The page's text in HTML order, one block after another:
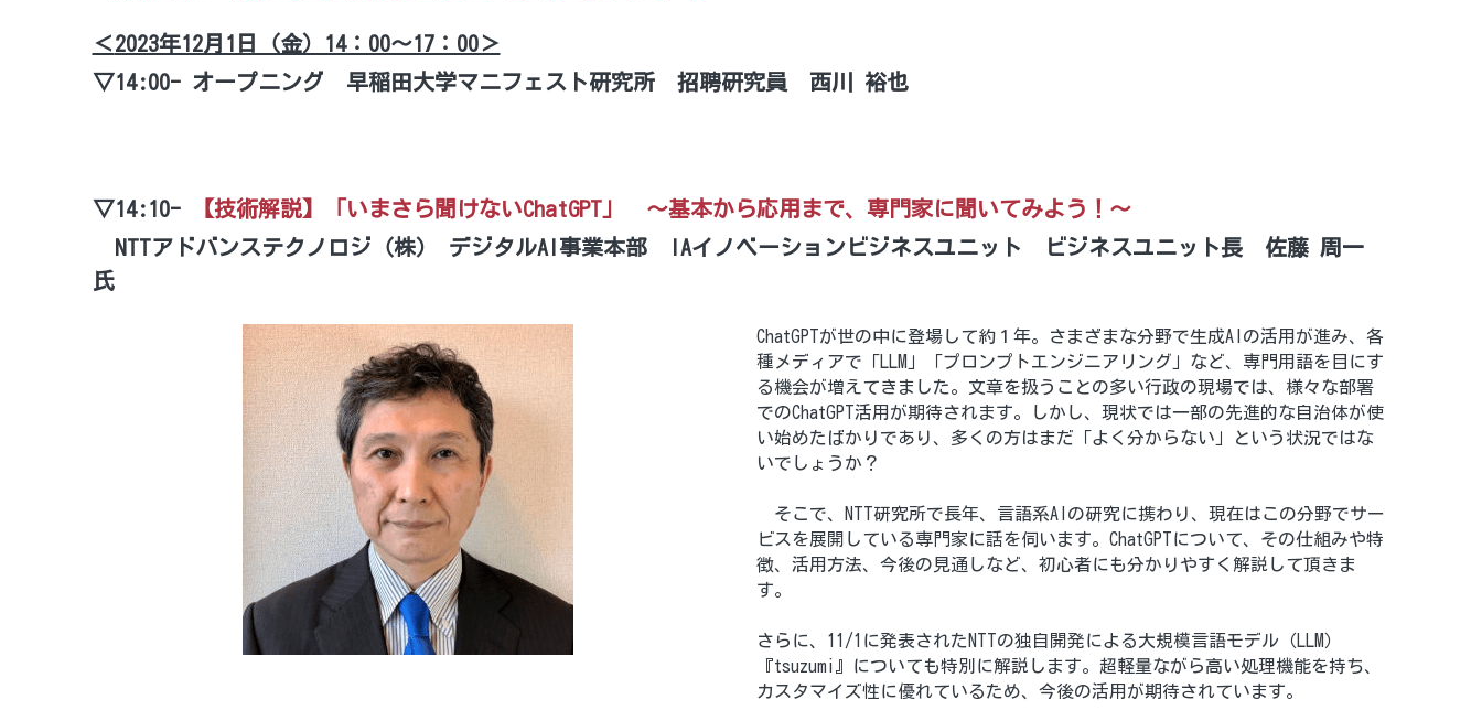
＜ 2023年12月1日（金）14：00～17：00＞
▽14:00- オープニング 早稲田大学マニフェスト研究所　招聘研究員　西川 裕也
▽14:10-
【技術解説】「いまさら聞けないChatGPT」　～基本から応用まで、専門家に聞いてみよう！～
NTTアドバンステクノロジ（株） デジタルAI事業本部　IAイノベーションビジネスユニット　ビジネスユニット長　佐藤 周一
氏
ChatGPTが世の中に登場して約１年。さまざまな分野で生成AIの活用が進み、各
種メディアで「LLM」「プロンプトエンジニアリング」など、専門用語を目にす
る機会が増えてきました。文章を扱うことの多い行政の現場では、様々な部署
でのChatGPT活用が期待されます。しかし、現状では一部の先進的な自治体が使
い始めたばかりであり、多くの方はまだ「よく分からない」という状況ではな
いでしょうか？
そこで、NTT研究所で長年、言語系AIの研究に携わり、現在はこの分野でサー
ビスを展開している専門家に話を伺います。ChatGPTについて、その仕組みや特
徴、活用方法、今後の見通しなど、初心者にも分かりやすく解説して頂きま
す。
さらに、11/1に発表されたNTTの独自開発による大規模言語モデル（LLM）
『tsuzumi』についても特別に解説します。超軽量ながら高い処理機能を持ち、
カスタマイズ性に優れているため、今後の活用が期待されています。